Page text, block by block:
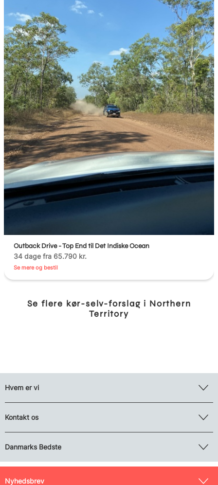
Outback Drive - Top End til Det Indiske Ocean
34 dage fra 65.790 kr.
Se mere og bestil
Se flere kør-selv-forslag i Northern
Territory
Hvem er vi
Kontakt os
Danmarks Bedste
Nyhedsbrev